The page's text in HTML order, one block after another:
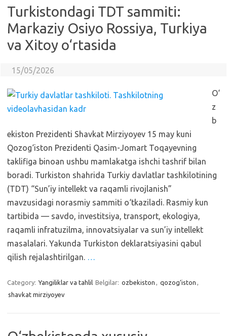
Turkistondagi TDT sammiti:
Markaziy Osiyo Rossiya, Turkiya
va Xitoy o‘rtasida
15/05/2026
O‘
z
b
ekiston Prezidenti Shavkat Mirziyoyev 15 may kuni
Qozog‘iston Prezidenti Qasim-Jomart Toqayevning
taklifiga binoan ushbu mamlakatga ishchi tashrif bilan
boradi. Turkiston shahrida Turkiy davlatlar tashkilotining
(TDT) “Sun’iy intellekt va raqamli rivojlanish”
mavzusidagi norasmiy sammiti o‘tkaziladi. Rasmiy kun
tartibida — savdo, investitsiya, transport, ekologiya,
raqamli infratuzilma, innovatsiyalar va sun’iy intellekt
masalalari. Yakunda Turkiston deklaratsiyasini qabul
qilish rejalashtirilgan. …
Category: Yangiliklar va tahlil Belgilar: ozbekiston , qozog‘iston ,
shavkat mirziyoyev